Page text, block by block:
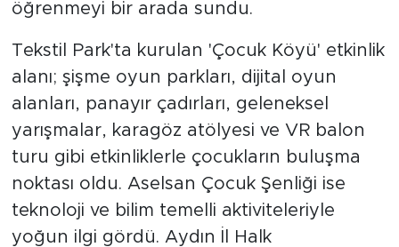
öğrenmeyi bir arada sundu.
Tekstil Park'ta kurulan 'Çocuk Köyü' etkinlik
alanı; şişme oyun parkları, dijital oyun
alanları, panayır çadırları, geleneksel
yarışmalar, karagöz atölyesi ve VR balon
turu gibi etkinliklerle çocukların buluşma
noktası oldu. Aselsan Çocuk Şenliği ise
teknoloji ve bilim temelli aktiviteleriyle
yoğun ilgi gördü. Aydın İl Halk